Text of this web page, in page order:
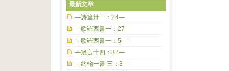
最新文章
—詩篇卅一：24—
—歌羅西書一：27—
—歌羅西書一：5—
—箴言十四：32—
—約翰一書 三：3—